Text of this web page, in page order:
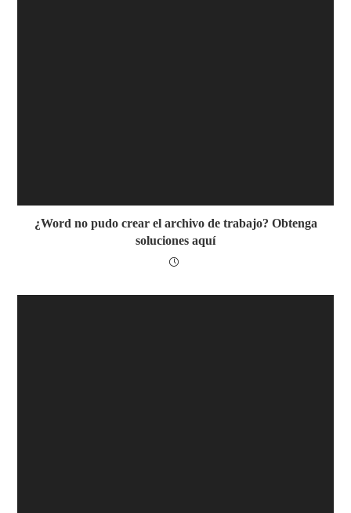
¿Word no pudo crear el archivo de trabajo? Obtenga
soluciones aquí